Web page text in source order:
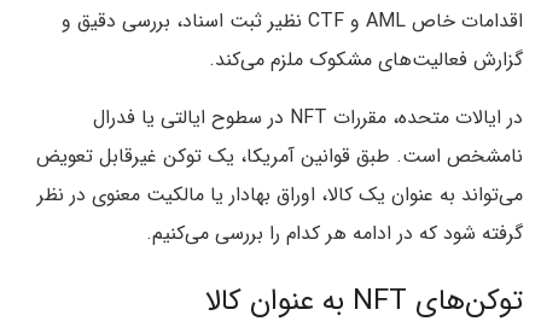
اقدامات خاص AML و CTF نظیر ثبت اسناد، بررسی دقیق و
گزارش فعالیت‌های مشکوک ملزم می‌کند.
در ایالات متحده، مقررات NFT در سطوح ایالتی یا فدرال
نامشخص است. طبق قوانین آمریکا، یک توکن غیرقابل تعویض
می‌تواند به عنوان یک کالا، اوراق بهادار یا مالکیت معنوی در نظر
گرفته شود که در ادامه هر کدام را بررسی می‌کنیم.
توکن‌های NFT به عنوان کالا